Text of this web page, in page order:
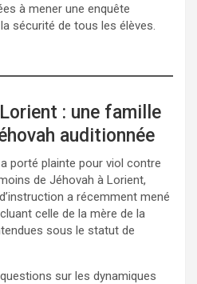
à mener une enquête
sécurité de tous les élèves.
: une famille
auditionnée
porté plainte pour viol contre
de Jéhovah à Lorient,
a récemment mené
celle de la mère de la
sous le statut de
sur les dynamiques